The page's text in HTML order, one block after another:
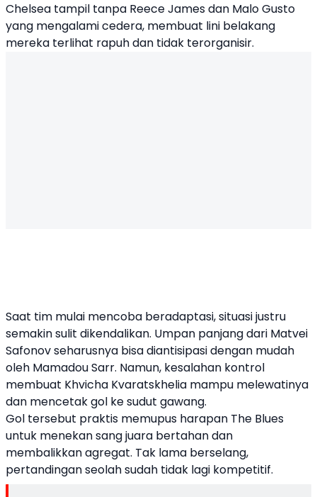
Chelsea tampil tanpa Reece James dan Malo Gusto
yang mengalami cedera, membuat lini belakang
mereka terlihat rapuh dan tidak terorganisir.
Saat tim mulai mencoba beradaptasi, situasi justru
semakin sulit dikendalikan. Umpan panjang dari Matvei
Safonov seharusnya bisa diantisipasi dengan mudah
oleh Mamadou Sarr. Namun, kesalahan kontrol
membuat Khvicha Kvaratskhelia mampu melewatinya
dan mencetak gol ke sudut gawang.
Gol tersebut praktis memupus harapan The Blues
untuk menekan sang juara bertahan dan
membalikkan agregat. Tak lama berselang,
pertandingan seolah sudah tidak lagi kompetitif.